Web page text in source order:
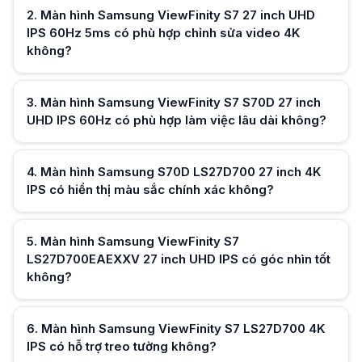
Samsung ViewFinity S7 LS27D700 hỗ trợ VESA 100x100; linh hoạt hơn
2. Màn hình Samsung ViewFinity S7 27 inch UHD
IPS 60Hz 5ms có phù hợp chỉnh sửa video 4K
không?
3. Màn hình Samsung ViewFinity S7 S70D 27 inch
UHD IPS 60Hz có phù hợp làm việc lâu dài không?
4. Màn hình Samsung S70D LS27D700 27 inch 4K
IPS có hiển thị màu sắc chính xác không?
Hữu ích (
5. Màn hình Samsung ViewFinity S7
LS27D700EAEXXV 27 inch UHD IPS có góc nhìn tốt
không?
6. Màn hình Samsung ViewFinity S7 LS27D700 4K
IPS có hỗ trợ treo tường không?